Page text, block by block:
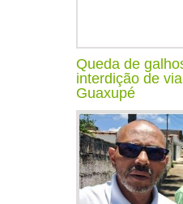
Queda de
interdição de
Guaxupé